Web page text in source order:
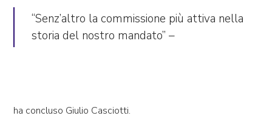
“Senz’altro la commissione più attiva nella
storia del nostro mandato” –
ha concluso Giulio Casciotti.